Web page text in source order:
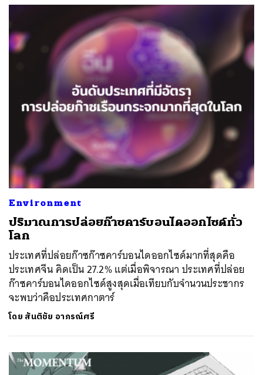
Environment
ปริมาณการปล่อยก๊าซคาร์บอนไดออกไซด์ทั่ว
โลก
ประเทศที่ปล่อยก๊าซก๊าซคาร์บอนไดออกไซด์มากที่สุดคือ
ประเทศจีน คิดเป็น 27.2% แต่เมื่อพิจารณา ประเทศที่ปล่อย
ก๊าซคาร์บอนไดออกไซด์สูงสุดเมื่อเทียบกับจำนวนประชากร
จะพบว่าคือประเทศกาตาร์
โดย สันติชัย อาภรณ์ศรี